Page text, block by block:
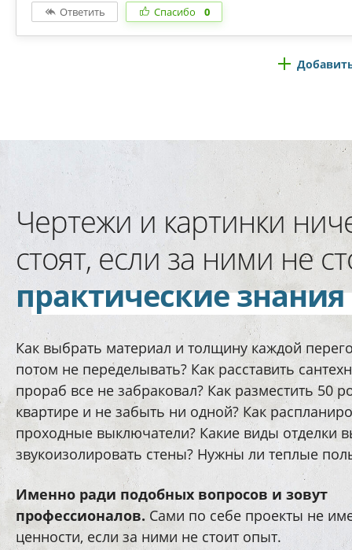
Ответить Спасибо 0
Чертежи и картинки
стоят, если за ними не
практические знания
Как выбрать материал и толщину каждой
потом не переделывать? Как расставить
прораб все не забраковал? Как разместить 50
квартире и не забыть ни одной? Как
проходные выключатели? Какие виды отделки
звукоизолировать стены? Нужны ли теплые
Именно ради подобных вопросов и зовут
профессионалов. Сами по себе проекты не
ценности, если за ними не стоит опыт.